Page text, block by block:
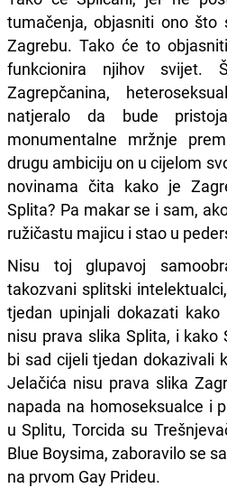
tumačenja, objasniti ono što
Zagrebu. Tako će to
funkcionira njihov svijet.
Zagrepčanina,
natjeralo da bude
monumentalne mržnje
drugu ambiciju on u cijelom
novinama čita kako je
Splita? Pa makar se i sam,
ružičastu majicu i stao u
Nisu toj glupavoj
takozvani splitski
tjedan upinjali dokazati
nisu prava slika Splita, i kako
bi sad cijeli tjedan dokazivali
Jelačića nisu prava slika
napada na homoseksualce i
u Splitu, Torcida su
Blue Boysima, zaboravilo se
na prvom Gay Prideu.